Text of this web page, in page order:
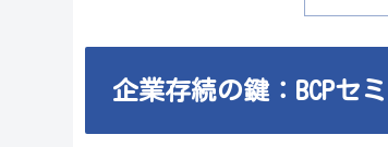
企業存続の鍵：BCPセ